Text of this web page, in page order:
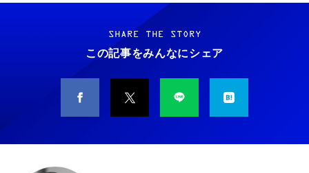
Grithope イヤホン タイプC【2026新モデル
耐久性】 有線イヤホン マイク付き HiFi音質
ノイズ低減 重低音 遅延なし
￥949
タイプc 寝ホンイヤホン 寝ホン type-c 有線
睡眠用イヤホン 【音質強化バージョン
￥2,199
霊界コミュニケーションロボット BAKETAN
WARASHI ばけたん ワラシ 改 KAI
￥5,400
M10SR AIペット（コミュニケーションロボッ
ト）
SHARE THE STORY
この記事をみんなにシェア